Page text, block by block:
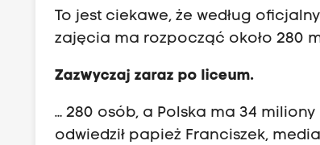
To jest ciekawe, że według
zajęcia ma rozpocząć około 280
Zazwyczaj zaraz po liceum.
… 280 osób, a Polska ma 34
odwiedził papież Franciszek,